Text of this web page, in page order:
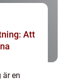
Att
är en